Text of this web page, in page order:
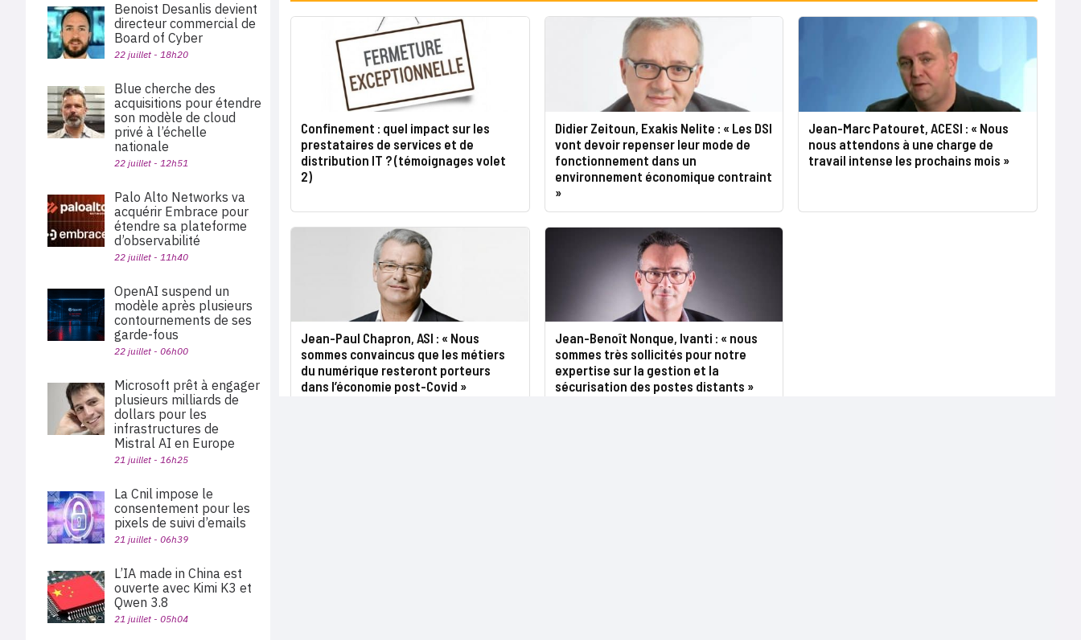
Confinement : quel impact sur les
prestataires de services et de
distribution IT ? (témoignages volet
2)
Didier Zeitoun, Exakis Nelite : « Les DSI
vont devoir repenser leur mode de
fonctionnement dans un
environnement économique contraint
»
Jean-Marc Patouret, ACESI : « Nous
nous attendons à une charge de
travail intense les prochains mois »
Jean-Paul Chapron, ASI : « Nous
sommes convaincus que les métiers
du numérique resteront porteurs
dans l’économie post-Covid »
Jean-Benoît Nonque, Ivanti : « nous
sommes très sollicités pour notre
expertise sur la gestion et la
sécurisation des postes distants »
Benoist Desanlis devient
directeur commercial de
Board of Cyber
22 juillet - 18h20
Blue cherche des
acquisitions pour étendre
son modèle de cloud
privé à l’échelle
nationale
22 juillet - 12h51
Palo Alto Networks va
acquérir Embrace pour
étendre sa plateforme
d’observabilité
22 juillet - 11h40
OpenAI suspend un
modèle après plusieurs
contournements de ses
garde-fous
22 juillet - 06h00
Microsoft prêt à engager
plusieurs milliards de
dollars pour les
infrastructures de
Mistral AI en Europe
21 juillet - 16h25
La Cnil impose le
consentement pour les
pixels de suivi d’emails
21 juillet - 06h39
L’IA made in China est
ouverte avec Kimi K3 et
Qwen 3.8
21 juillet - 05h04